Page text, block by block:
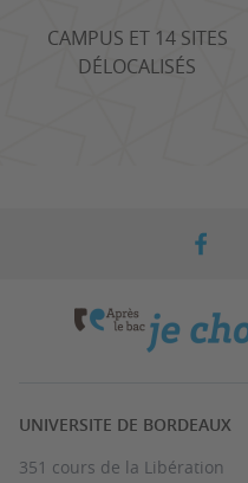
CAMPUS ET 14 SITES
DÉLOCALISÉS
UNIVERSITE DE BORDEAUX
351 cours de la Libération